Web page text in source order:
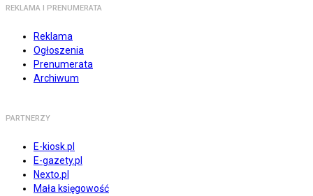
REKLAMA I PRENUMERATA
Reklama
Ogłoszenia
Prenumerata
Archiwum
PARTNERZY
E-kiosk.pl
E-gazety.pl
Nexto.pl
Mała księgowość